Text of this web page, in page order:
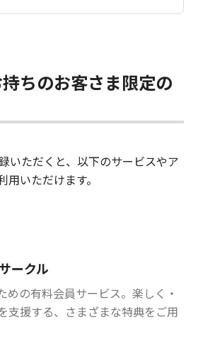
ちのお客さま限定の
いただくと、以下のサービスやア
いただけます。
ークル
めの有料会員サービス。楽しく・
支援する、さまざまな特典をご用